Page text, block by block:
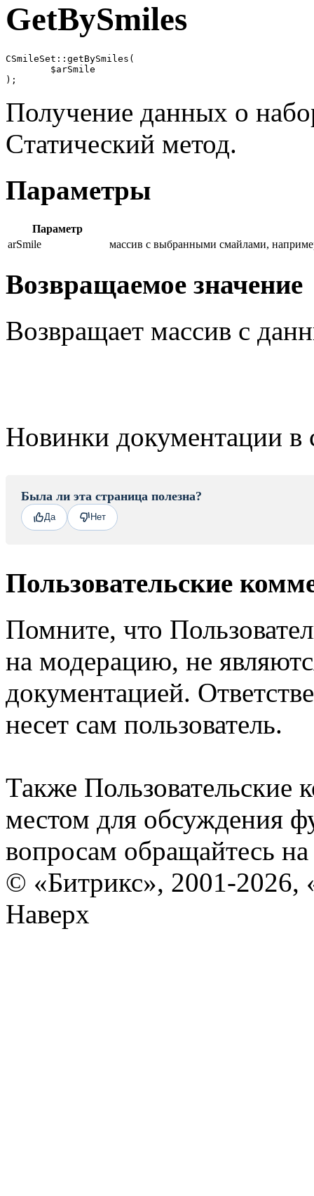
GetBySmiles
CSmileSet::getBySmiles(
);
Получение данных о
Cтатический метод.
Параметры
Параметр
arSmile
массив с выбранными смайлами,
Возвращаемое значение
Возвращает массив с
Новинки документации в
Была ли эта страница полезна?
Да Нет
Пользовательские
Помните, что
на модерацию, не
документацией.
несет сам пользователь.
Также Пользовательские
местом для обсуждения
вопросам обращайтесь
© «Битрикс», 2001-2026,
Наверх